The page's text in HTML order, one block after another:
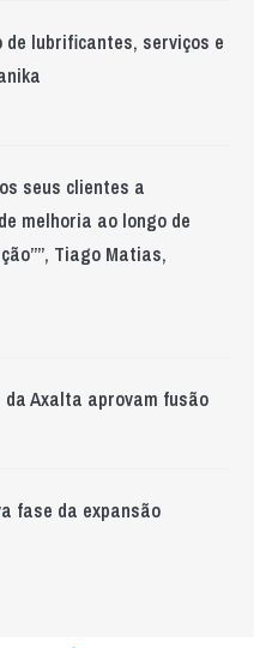
lubrificantes, serviços e
seus clientes a
melhoria ao longo de
Tiago Matias,
Axalta aprovam fusão
fase da expansão